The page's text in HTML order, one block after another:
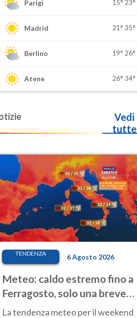
Parigi 15° 23°
Madrid 21° 35°
Berlino 19° 26°
Atene 26° 34°
Vedi
tutte
TENDENZA 6 Agosto 2026
Meteo: caldo estremo fino a
Ferragosto, solo una breve
pausa. Ecco dove
La tendenza meteo per il weekend